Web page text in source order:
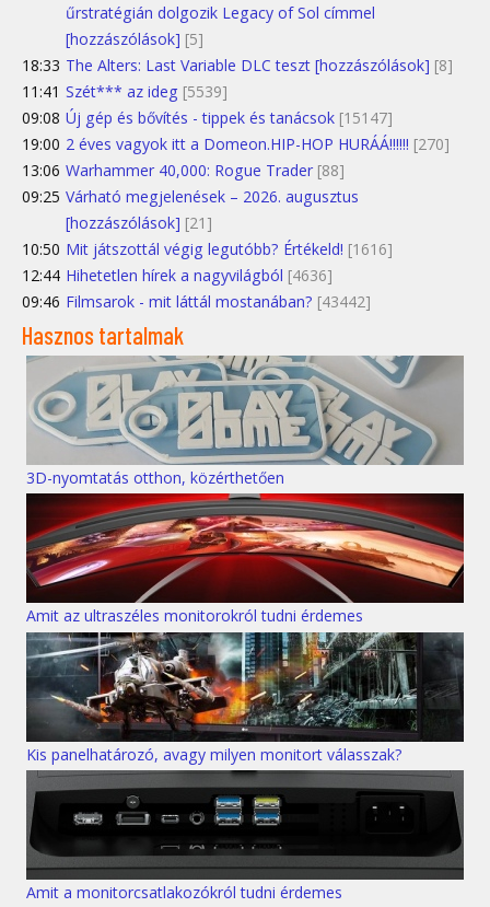
űrstratégián dolgozik Legacy of Sol címmel
[hozzászólások] [5]
18:33 The Alters: Last Variable DLC teszt [hozzászólások] [8]
11:41 Szét*** az ideg [5539]
09:08 Új gép és bővítés - tippek és tanácsok [15147]
19:00 2 éves vagyok itt a Domeon.HIP-HOP HURÁÁ!!!!!! [270]
13:06 Warhammer 40,000: Rogue Trader [88]
09:25 Várható megjelenések – 2026. augusztus
[hozzászólások] [21]
10:50 Mit játszottál végig legutóbb? Értékeld! [1616]
12:44 Hihetetlen hírek a nagyvilágból [4636]
09:46 Filmsarok - mit láttál mostanában? [43442]
Hasznos tartalmak
3D-nyomtatás otthon, közérthetően
Amit az ultraszéles monitorokról tudni érdemes
Kis panelhatározó, avagy milyen monitort válasszak?
Amit a monitorcsatlakozókról tudni érdemes